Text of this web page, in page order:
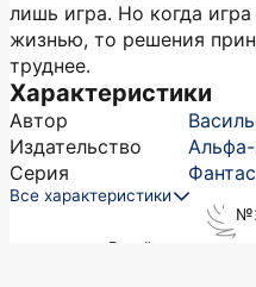
лишь игра. Но когда
жизнью, то решения
труднее.
Характеристики
Автор
Издательство
Альфа-
Серия
Все характеристики
в рейтинге